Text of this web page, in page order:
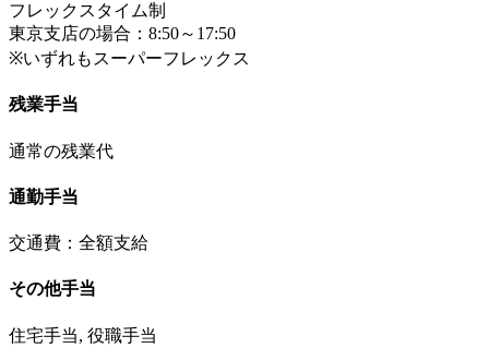
フレックスタイム制
東京支店の場合：8:50～17:50
※いずれもスーパーフレックス
残業手当
通常の残業代
通勤手当
交通費：全額支給
その他手当
住宅手当, 役職手当